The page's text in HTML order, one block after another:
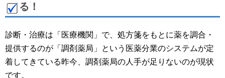
る！
診断・治療は「医療機関」で、処方箋をもとに薬を調合・
提供するのが「調剤薬局」という医薬分業のシステムが定
着してきている昨今、調剤薬局の人手が足りないのが現状
です。